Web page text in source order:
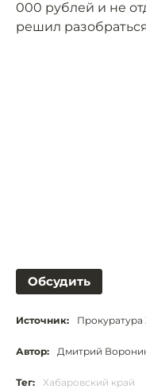
000 рублей и не
решил
Обсудить
Источник: Прокуратура
Автор: Дмитрий
Тег: Хабаровский край